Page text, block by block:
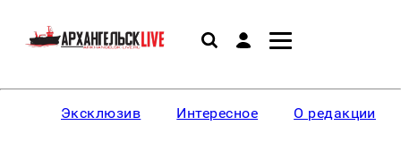
Эксклюзив Интересное О редакции